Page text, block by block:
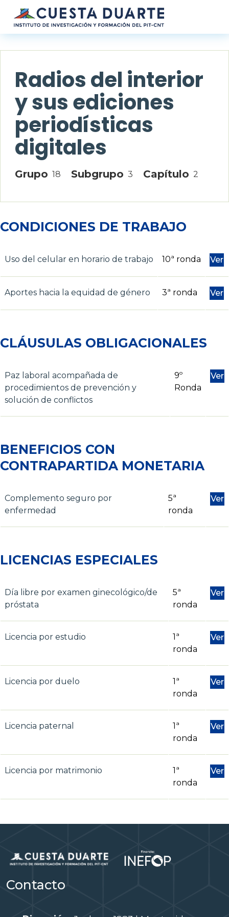
Pasar al contenido principal
Radios del interior
y sus ediciones
periodísticas
digitales
Grupo 18 Subgrupo 3 Capítulo 2
CONDICIONES DE TRABAJO
Uso del celular en horario de trabajo 10ª ronda Ver
Aportes hacia la equidad de género 3ª ronda Ver
CLÁUSULAS OBLIGACIONALES
Paz laboral acompañada de
procedimientos de prevención y
solución de conflictos
9º
Ronda
Ver
BENEFICIOS CON
CONTRAPARTIDA MONETARIA
Complemento seguro por
enfermedad
5ª
ronda
Ver
LICENCIAS ESPECIALES
Día libre por examen ginecológico/de
próstata
5ª
ronda
Ver
Licencia por estudio
1ª
ronda
Ver
Licencia por duelo
1ª
ronda
Ver
Licencia paternal
1ª
ronda
Ver
Licencia por matrimonio
1ª
ronda
Ver
Contacto